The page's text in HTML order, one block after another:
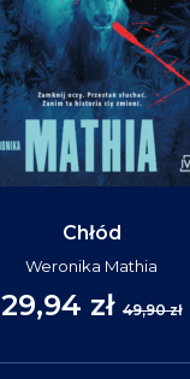
Chłód
Weronika Mathia
29,94 zł 49,90 zł